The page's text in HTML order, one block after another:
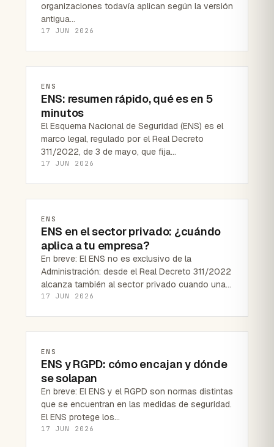
organizaciones todavía aplican según la versión
antigua…
17 JUN 2026
ENS
ENS: resumen rápido, qué es en 5
minutos
El Esquema Nacional de Seguridad (ENS) es el
marco legal, regulado por el Real Decreto
311/2022, de 3 de mayo, que fija…
17 JUN 2026
ENS
ENS en el sector privado: ¿cuándo
aplica a tu empresa?
En breve: El ENS no es exclusivo de la
Administración: desde el Real Decreto 311/2022
alcanza también al sector privado cuando una…
17 JUN 2026
ENS
ENS y RGPD: cómo encajan y dónde
se solapan
En breve: El ENS y el RGPD son normas distintas
que se encuentran en las medidas de seguridad.
El ENS protege los…
17 JUN 2026